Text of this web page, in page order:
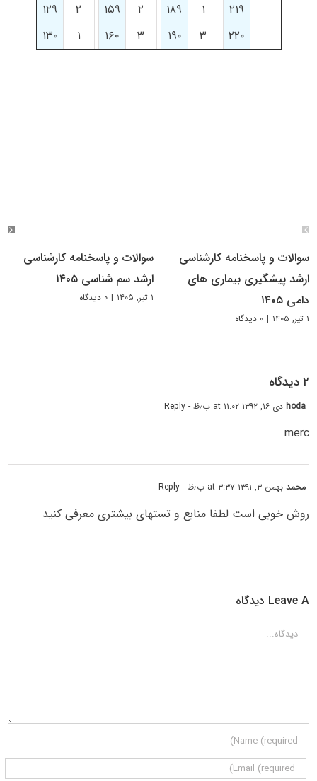
۲۱۹
۱ ۱۸۹ ۲ ۱۵۹ ۲
۱۲۹
۲۲۰
۳ ۱۹۰ ۳ ۱۶۰ ۱ ۱۳۰
سوالات و پاسخنامه کارشناسی
ارشد پیشگیری بیماری های
دامی ۱۴۰۵
۱ تیر, ۱۴۰۵ | ۰ دیدگاه
سوالات و پاسخنامه کارشناسی
ارشد سم شناسی ۱۴۰۵
۱ تیر, ۱۴۰۵ | ۰ دیدگاه
۲ دیدگاه
hodaدی ۱۶, ۱۳۹۲ at ۱۱:۰۲ ب٫ظ - Reply
merc
محمدبهمن ۳, ۱۳۹۱ at ۳:۳۷ ب٫ظ - Reply
روش خوبی است لطفا منابع و تستهای بیشتری معرفی کنید
Leave A دیدگاه
دیدگاه